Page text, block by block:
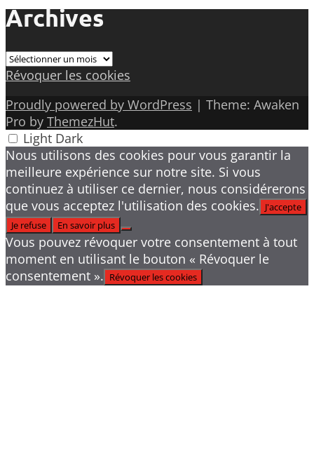
Archives
Archives
Révoquer les cookies
Proudly powered by WordPress | Theme: Awaken
Pro by ThemezHut.
Light Dark
Nous utilisons des cookies pour vous garantir la
meilleure expérience sur notre site. Si vous
continuez à utiliser ce dernier, nous considérerons
que vous acceptez l'utilisation des cookies. J'accepte
Je refuse
En savoir plus
Vous pouvez révoquer votre consentement à tout
moment en utilisant le bouton « Révoquer le
consentement ». Révoquer les cookies